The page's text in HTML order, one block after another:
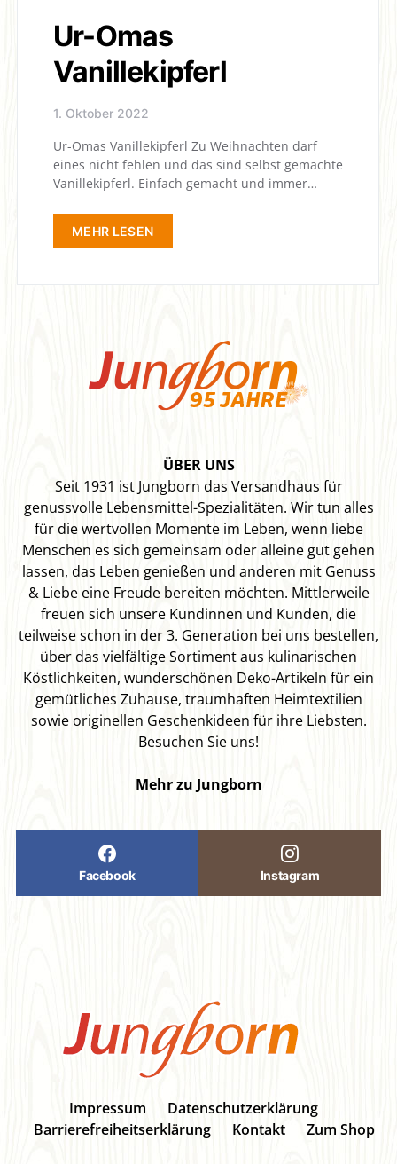
Ur-Omas
Vanillekipferl
1. Oktober 2022
Ur-Omas Vanillekipferl Zu Weihnachten darf
eines nicht fehlen und das sind selbst gemachte
Vanillekipferl. Einfach gemacht und immer…
MEHR LESEN
ÜBER UNS
Seit 1931 ist Jungborn das Versandhaus für
genussvolle Lebensmittel-Spezialitäten. Wir tun alles
für die wertvollen Momente im Leben, wenn liebe
Menschen es sich gemeinsam oder alleine gut gehen
lassen, das Leben genießen und anderen mit Genuss
& Liebe eine Freude bereiten möchten. Mittlerweile
freuen sich unsere Kundinnen und Kunden, die
teilweise schon in der 3. Generation bei uns bestellen,
über das vielfältige Sortiment aus kulinarischen
Köstlichkeiten, wunderschönen Deko-Artikeln für ein
gemütliches Zuhause, traumhaften Heimtextilien
sowie originellen Geschenkideen für ihre Liebsten.
Besuchen Sie uns!
Mehr zu Jungborn
Facebook Instagram
Impressum
Datenschutzerklärung
Barrierefreiheitserklärung
Kontakt Zum Shop